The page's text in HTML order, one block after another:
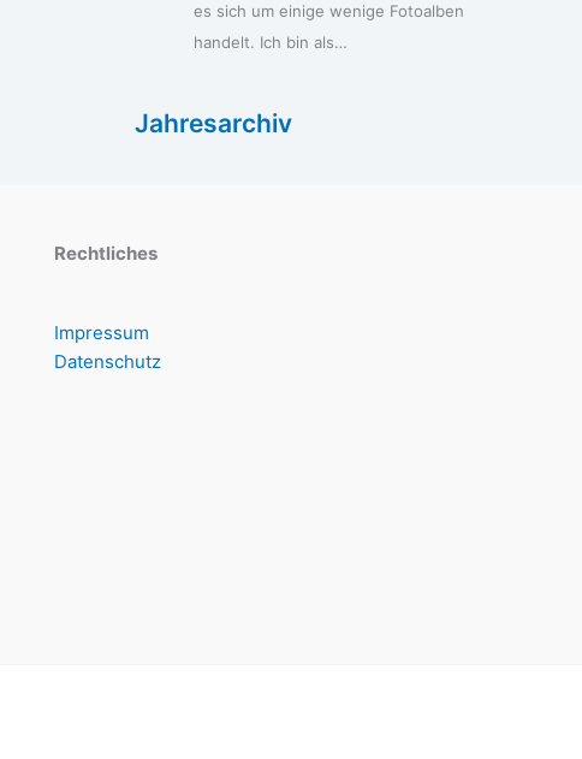
es sich um einige wenige Fotoalben
handelt. Ich bin als…
Jahresarchiv
Rechtliches
Impressum
Datenschutz